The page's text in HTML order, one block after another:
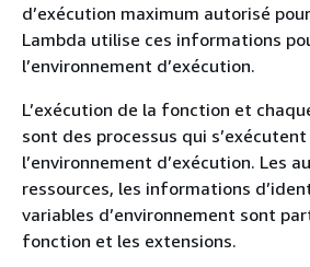
d’exécution maximum autorisé
Lambda utilise ces informations
l’environnement d’exécution.
L’exécution de la fonction et
sont des processus qui
l’environnement d’exécution. Les
ressources, les informations
variables d’environnement sont
fonction et les extensions.